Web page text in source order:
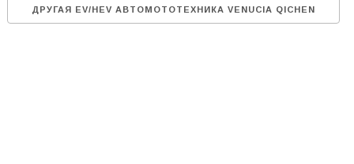
ДРУГАЯ EV/HEV АВТОМОТОТЕХНИКА VENUCIA QICHEN